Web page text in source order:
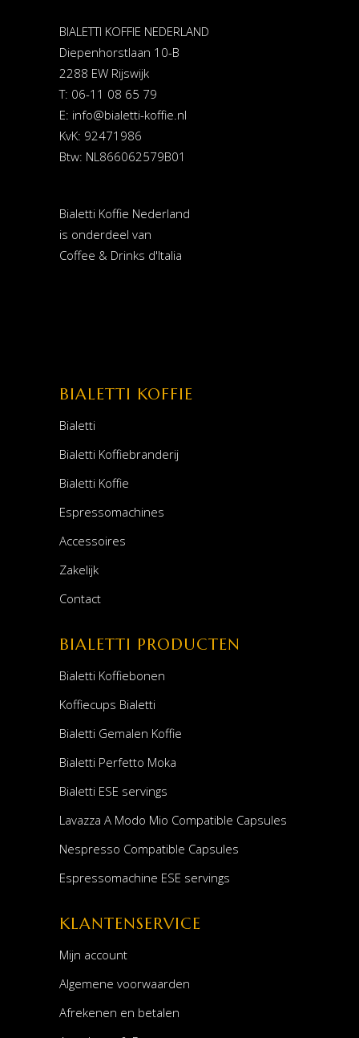
BIALETTI KOFFIE NEDERLAND
Diepenhorstlaan 10-B
2288 EW Rijswijk
T: 06-11 08 65 79
E: info@bialetti-koffie.nl
KvK: 92471986
Btw: NL866062579B01
Bialetti Koffie Nederland
is onderdeel van
Coffee & Drinks d'Italia
BIALETTI KOFFIE
Bialetti
Bialetti Koffiebranderij
Bialetti Koffie
Espressomachines
Accessoires
Zakelijk
Contact
BIALETTI PRODUCTEN
Bialetti Koffiebonen
Koffiecups Bialetti
Bialetti Gemalen Koffie
Bialetti Perfetto Moka
Bialetti ESE servings
Lavazza A Modo Mio Compatible Capsules
Nespresso Compatible Capsules
Espressomachine ESE servings
KLANTENSERVICE
Mijn account
Algemene voorwaarden
Afrekenen en betalen